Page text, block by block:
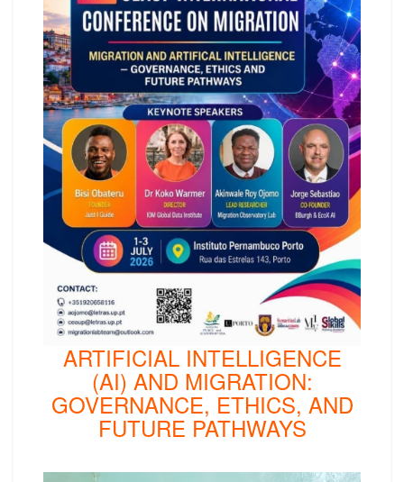
ARTIFICIAL INTELLIGENCE
(AI) AND MIGRATION:
GOVERNANCE, ETHICS, AND
FUTURE PATHWAYS